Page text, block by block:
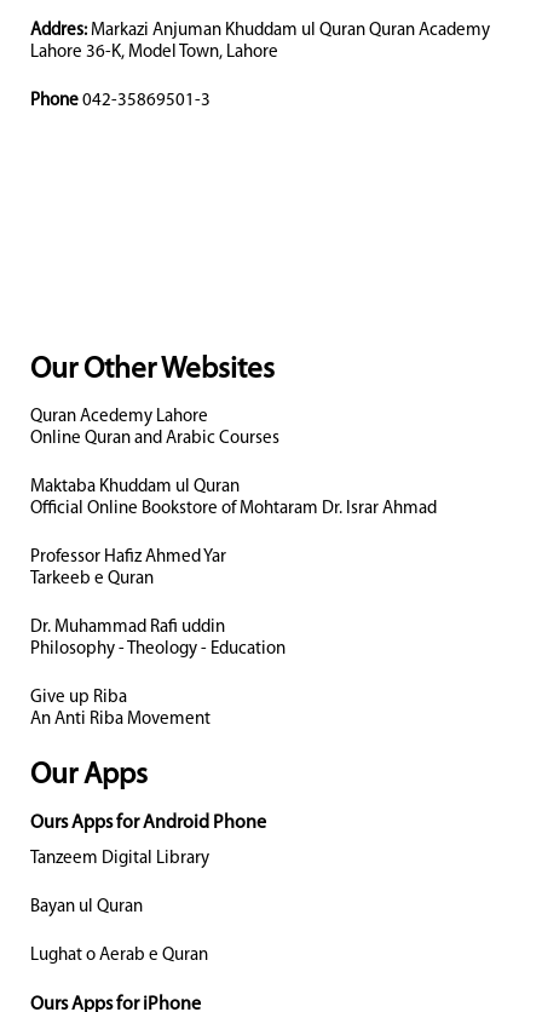
Addres: Markazi Anjuman Khuddam ul Quran Quran Academy
Lahore 36-K, Model Town, Lahore
Phone 042-35869501-3
Our Other Websites
Quran Acedemy Lahore
Online Quran and Arabic Courses
Maktaba Khuddam ul Quran
Official Online Bookstore of Mohtaram Dr. Israr Ahmad
Professor Hafiz Ahmed Yar
Tarkeeb e Quran
Dr. Muhammad Rafi uddin
Philosophy - Theology - Education
Give up Riba
An Anti Riba Movement
Our Apps
Ours Apps for Android Phone
Tanzeem Digital Library
Bayan ul Quran
Lughat o Aerab e Quran
Ours Apps for iPhone